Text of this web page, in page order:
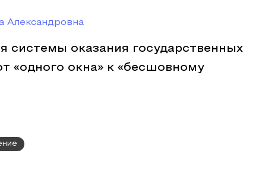
Александровна
системы оказания государственных
«одного окна» к «бесшовному